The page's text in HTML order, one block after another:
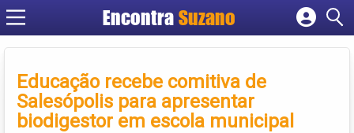
EncontraSuzano
Cadastrar empresa
Criar conta
Educação recebe comitiva de
Salesópolis para apresentar
biodigestor em escola municipal